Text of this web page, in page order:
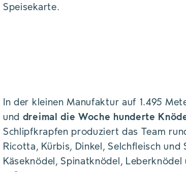
Speisekarte.
In der kleinen Manufaktur auf 1.495
und dreimal die Woche hunderte
Schlipfkrapfen produziert das Team
Ricotta, Kürbis, Dinkel, Selchfleisch
Käseknödel, Spinatknödel,